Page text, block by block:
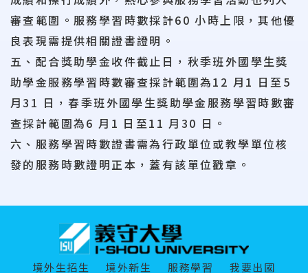
審查範圍。服務學習時數採計60 小時上限，其他優
良表現需提供相關證書證明。
五、配合獎助學金收件截止日，秋季班外國學生獎
助學金服務學習時數審查採計範圍為12 月1 日至5
月31 日，春季班外國學生獎助學金服務學習時數審
查採計範圍為6 月1 日至11 月30 日。
六、服務學習時數證書需為行政單位或教學單位核
發的服務時數證明正本，蓋有該單位戳章。
境外生招生 境外新生 服務學習 我要出國